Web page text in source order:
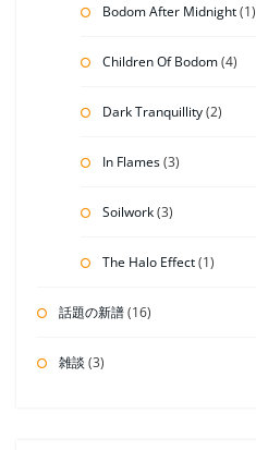
Bodom After Midnight(1)
Children Of Bodom(4)
Dark Tranquillity(2)
In Flames(3)
Soilwork(3)
The Halo Effect(1)
話題の新譜(16)
雑談 (3)